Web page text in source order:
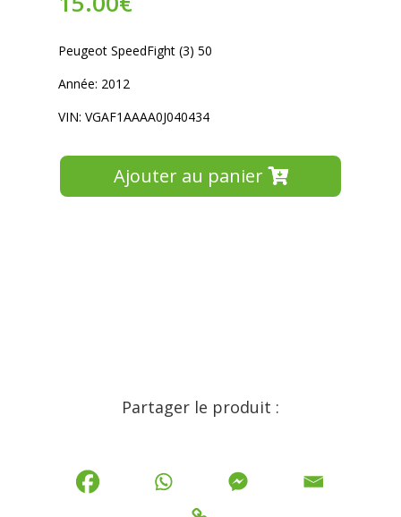
Peugeot SpeedFight (3) 50
Année: 2012
VIN: VGAF1AAAA0J040434
Ajouter au panier
Partager le produit :